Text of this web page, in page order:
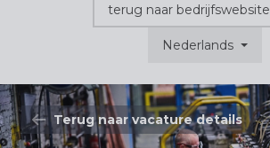
terug naar bedrijfswebsite
Nederlands
Terug naar vacature details